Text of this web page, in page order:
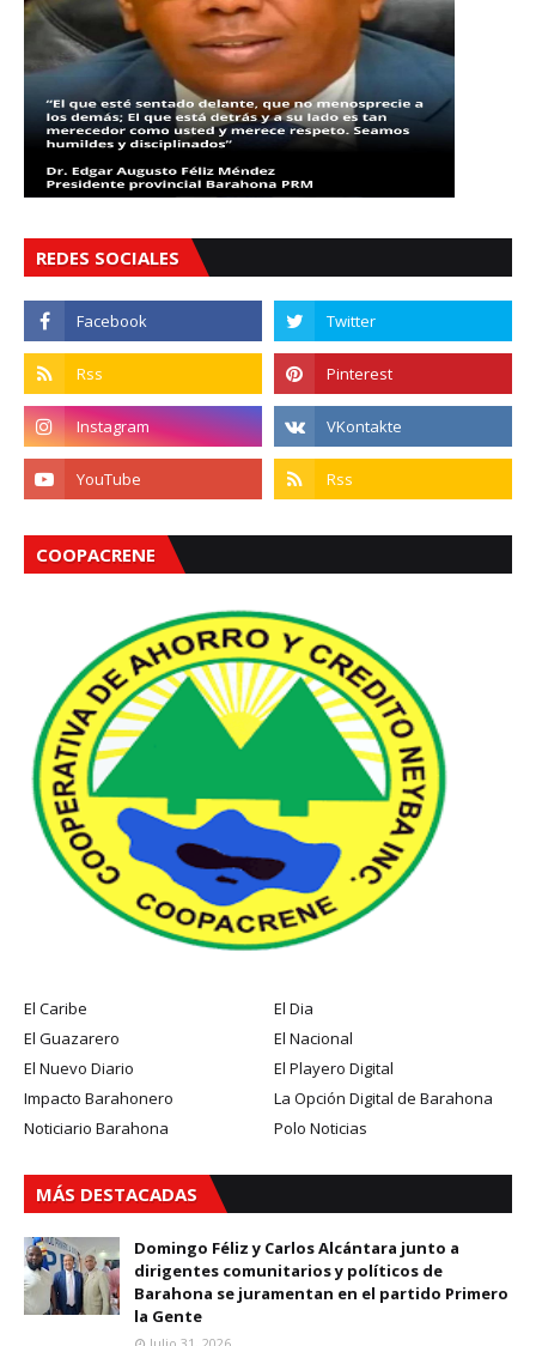
REDES SOCIALES
COOPACRENE
El Caribe
El Dia
El Guazarero
El Nacional
El Nuevo Diario
El Playero Digital
Impacto Barahonero
La Opción Digital de Barahona
Noticiario Barahona
Polo Noticias
MÁS DESTACADAS
Domingo Féliz y Carlos Alcántara junto a
dirigentes comunitarios y políticos de
Barahona se juramentan en el partido Primero
la Gente